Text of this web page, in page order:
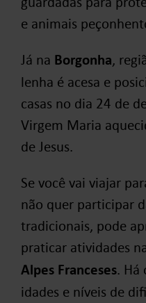
e animais
Já na Borgonha,
lenha é acesa e
casas no dia 24 de
Virgem Maria
de Jesus.
Se você vai viajar
não quer participar
tradicionais, pode
praticar atividades
Alpes Franceses. Há
idades e níveis de